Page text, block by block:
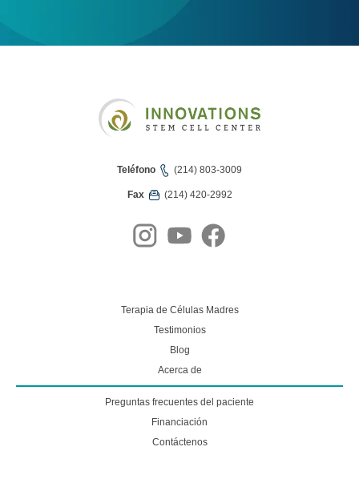
Teléfono (214) 803-3009
Fax (214) 420-2992
Terapia de Células Madres
Testimonios
Blog
Acerca de
Preguntas frecuentes del paciente
Financiación
Contáctenos